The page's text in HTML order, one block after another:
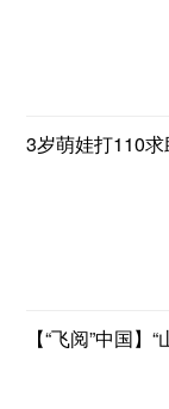
3岁萌娃打110
【“飞阅”中国